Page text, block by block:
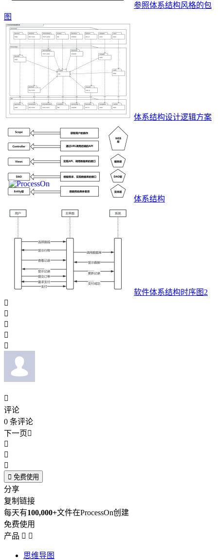
参照体系结构风格的包
图
体系结构设计逻辑方案
体系结构
软件体系结构时序图2






评论
0 条评论
下一页



 免费使用
分享
复制链接
每天有100,000+文件在ProcessOn创建
免费使用
产品  
思维导图